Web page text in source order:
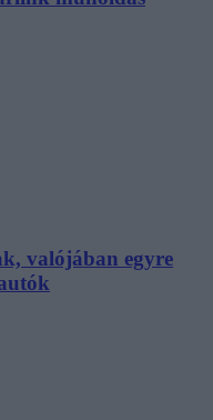
valójában egyre